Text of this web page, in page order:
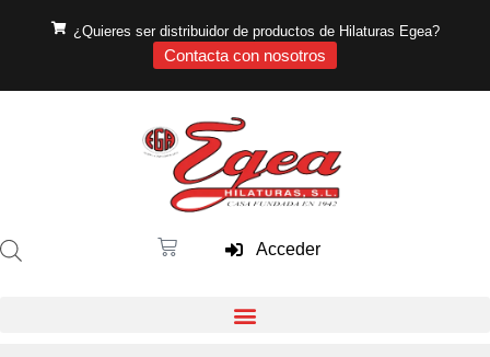
¿Quieres ser distribuidor de productos de Hilaturas Egea?
Contacta con nosotros
Acceder